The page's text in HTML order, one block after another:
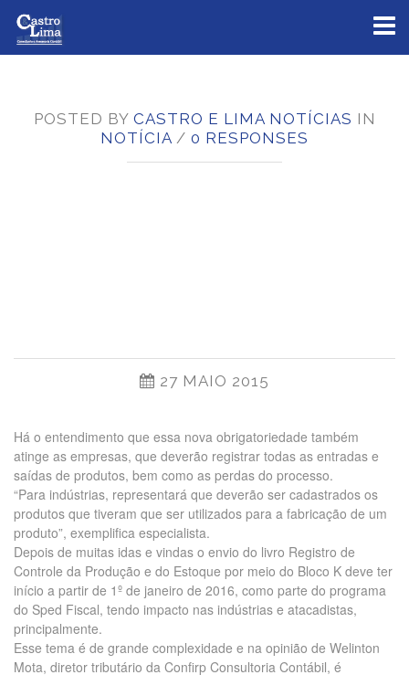
POSTED BY CASTRO E LIMA NOTÍCIAS IN
NOTÍCIA / 0 RESPONSES
27 MAIO 2015
Há o entendimento que essa nova obrigatoriedade também
atinge as empresas, que deverão registrar todas as entradas e
saídas de produtos, bem como as perdas do processo.
“Para indústrias, representará que deverão ser cadastrados os
produtos que tiveram que ser utilizados para a fabricação de um
produto”, exemplifica especialista.
Depois de muitas idas e vindas o envio do livro Registro de
Controle da Produção e do Estoque por meio do Bloco K deve ter
início a partir de 1º de janeiro de 2016, como parte do programa
do Sped Fiscal, tendo impacto nas indústrias e atacadistas,
principalmente.
Esse tema é de grande complexidade e na opinião de Welinton
Mota, diretor tributário da Confirp Consultoria Contábil, é